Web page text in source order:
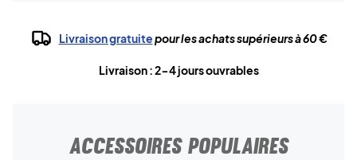
Livraison gratuitepour les achats supérieurs à 60 €
Livraison : 2-4 jours ouvrables
ACCESSOIRES POPULAIRES